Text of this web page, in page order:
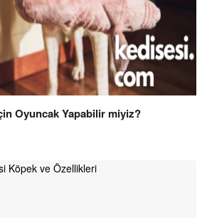
Oyuncak Yapabilir miyiz?